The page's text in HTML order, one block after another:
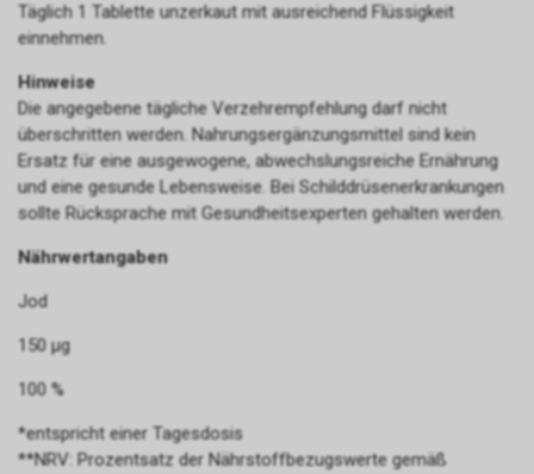
Täglich 1 Tablette unzerkaut mit ausreichend Flüssigkeit
einnehmen.
Hinweise
Die angegebene tägliche Verzehrempfehlung darf nicht
überschritten werden. Nahrungsergänzungsmittel sind kein
Ersatz für eine ausgewogene, abwechslungsreiche Ernährung
und eine gesunde Lebensweise. Bei Schilddrüsenerkrankungen
sollte Rücksprache mit Gesundheitsexperten gehalten werden.
Nährwertangaben
Jod
150 µg
100 %
*entspricht einer Tagesdosis
**NRV: Prozentsatz der Nährstoffbezugswerte gemäß